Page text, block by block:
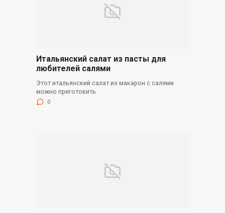
Итальянский салат из пасты для
любителей салями
Этот итальянский салат из макарон с салями
можно приготовить
0